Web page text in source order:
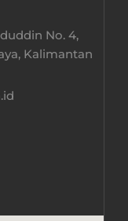
No. 4,
Kalimantan